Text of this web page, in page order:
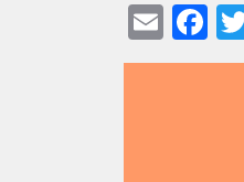
E
m
F
a